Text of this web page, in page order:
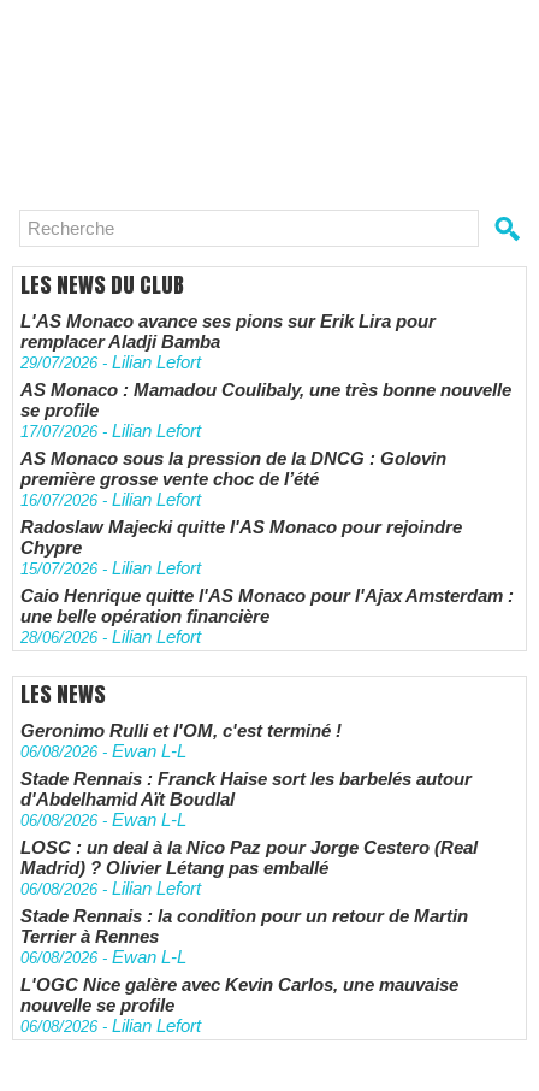
LES NEWS DU CLUB
L'AS Monaco avance ses pions sur Erik Lira pour
remplacer Aladji Bamba
29/07/2026 - Lilian Lefort
AS Monaco : Mamadou Coulibaly, une très bonne nouvelle
se profile
17/07/2026 - Lilian Lefort
AS Monaco sous la pression de la DNCG : Golovin
première grosse vente choc de l’été
16/07/2026 - Lilian Lefort
Radoslaw Majecki quitte l'AS Monaco pour rejoindre
Chypre
15/07/2026 - Lilian Lefort
Caio Henrique quitte l'AS Monaco pour l'Ajax Amsterdam :
une belle opération financière
28/06/2026 - Lilian Lefort
LES NEWS
Geronimo Rulli et l'OM, c'est terminé !
06/08/2026 - Ewan L-L
Stade Rennais : Franck Haise sort les barbelés autour
d'Abdelhamid Aït Boudlal
06/08/2026 - Ewan L-L
LOSC : un deal à la Nico Paz pour Jorge Cestero (Real
Madrid) ? Olivier Létang pas emballé
06/08/2026 - Lilian Lefort
Stade Rennais : la condition pour un retour de Martin
Terrier à Rennes
06/08/2026 - Ewan L-L
L'OGC Nice galère avec Kevin Carlos, une mauvaise
nouvelle se profile
06/08/2026 - Lilian Lefort